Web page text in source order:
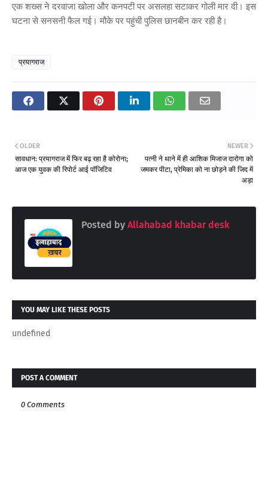
एक शख्स ने दरवाजा खोला और कनपटी पर असलहा सटाकर गोली मार दी। इस
घटना से सनसनी फैल गई। मौके पर पहुंची पुलिस छानबीन कर रही है।
प्रयागराज
NEWER
पत्नी ने थाने में ही आशिक मिजाज दारोगा को
जमकर पीटा, प्रेमिका को ना छोड़ने की जिद में
अड़ा
OLDER
सावधान: प्रयागराज में फिर बढ़ रहा है कोरोना;
आज एक युवक की रिपोर्ट आई पॉजिटिव
Posted by Allahabad khabar desk
YOU MAY LIKE THESE POSTS
undefined
POST A COMMENT
0 Comments